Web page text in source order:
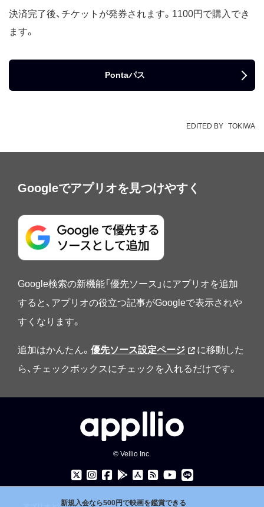
決済完了後、チケットが発券されます。1100円で購入でき
ます。
Pontaパス
EDITED BY TOKIWA
Googleでアプリオを見つけやすく
Google検索の新機能「優先ソース」にアプリオを追加
すると、アプリオの役立つ記事がGoogleで表示されや
すくなります。
追加はかんたん。 優先ソース設定ページ
に移動した
ら、チェックボックスにチェックを入れるだけです。
© Vellio Inc.
新規入会なら500円で映画を鑑賞できる